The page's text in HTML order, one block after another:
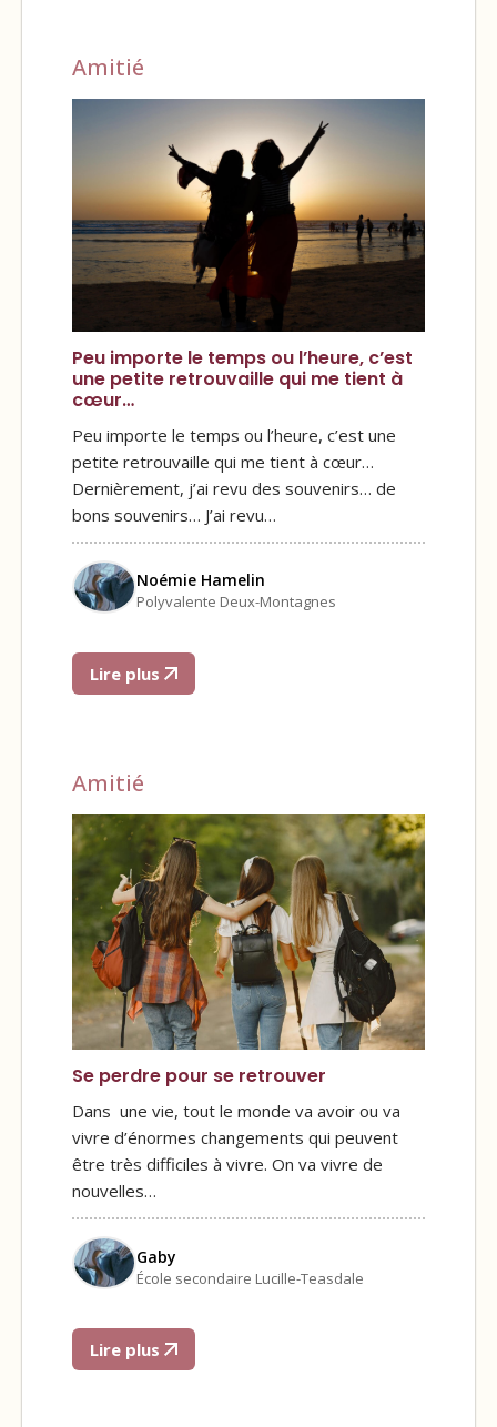
Amitié
Peu importe le temps ou l’heure, c’est
une petite retrouvaille qui me tient à
cœur…
Peu importe le temps ou l’heure, c’est une
petite retrouvaille qui me tient à cœur…
Dernièrement, j’ai revu des souvenirs… de
bons souvenirs… J’ai revu…
Noémie Hamelin
Polyvalente Deux-Montagnes
Lire plus
Amitié
Se perdre pour se retrouver
Dans une vie, tout le monde va avoir ou va
vivre d’énormes changements qui peuvent
être très difficiles à vivre. On va vivre de
nouvelles…
Gaby
École secondaire Lucille-Teasdale
Lire plus